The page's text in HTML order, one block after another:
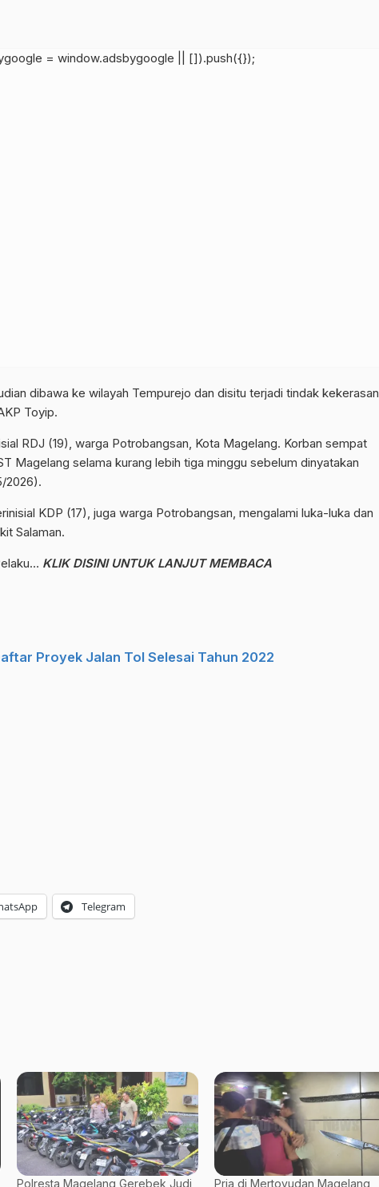
= window.adsbygoogle || []).push({});
dibawa ke wilayah Tempurejo dan disitu terjadi tindak kekerasan
Toyip.
RDJ (19), warga Potrobangsan, Kota Magelang. Korban sempat
Magelang selama kurang lebih tiga minggu sebelum dinyatakan
2026).
KDP (17), juga warga Potrobangsan, mengalami luka-luka dan
Salaman.
KLIK DISINI UNTUK LANJUT MEMBACA
Proyek Jalan Tol Selesai Tahun 2022
Telegram
Polresta Magelang Gerebek Judi Pria di Mertoyudan Magelang